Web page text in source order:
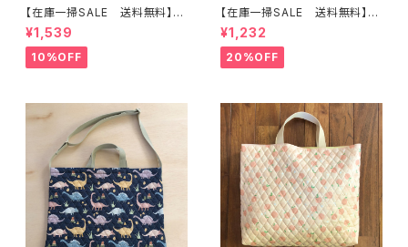
【在庫一掃SALE 送料無料】【2
枚セット】巾着袋(中)30×24cm
【Tシャツ柄】★KC. 男の子 星｜
通園通学用のかわいい巾着袋や
入園オーダーHoshizora☆ほ
¥1,539
10%OFF
【在庫一掃SALE 送料無料】再
販/上靴入れ☆27×22マチ6cm
☆【ピーチ柄】 ★US.49 上履き
袋 上靴袋 桃 キルティング 裏
地付き ｜通園通学用のかわい
¥1,232
20%OFF